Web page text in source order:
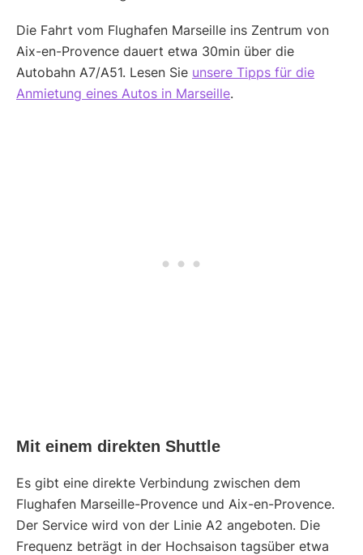
Die Fahrt vom Flughafen Marseille ins Zentrum von
Aix-en-Provence dauert etwa 30min über die
Autobahn A7/A51. Lesen Sie unsere Tipps für die
Anmietung eines Autos in Marseille.
Mit einem direkten Shuttle
Es gibt eine direkte Verbindung zwischen dem
Flughafen Marseille-Provence und Aix-en-Provence.
Der Service wird von der Linie A2 angeboten. Die
Frequenz beträgt in der Hochsaison tagsüber etwa